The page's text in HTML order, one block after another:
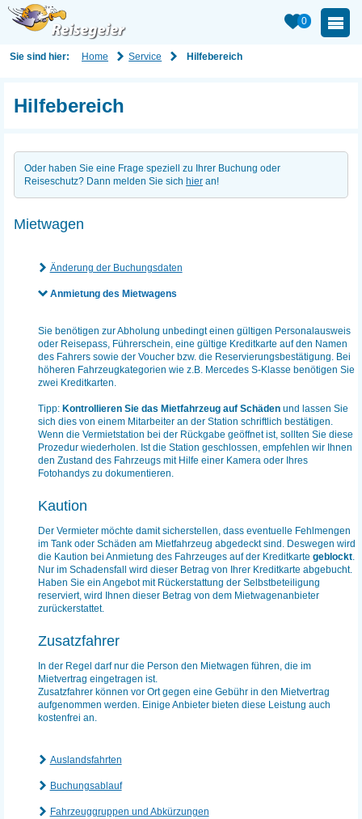
0
Sie sind hier: Home Service Hilfebereich
Hilfebereich
Oder haben Sie eine Frage speziell zu Ihrer Buchung oder
Reiseschutz? Dann melden Sie sich hier an!
Mietwagen
Änderung der Buchungsdaten
Anmietung des Mietwagens
Sie benötigen zur Abholung unbedingt einen gültigen Personalausweis
oder Reisepass, Führerschein, eine gültige Kreditkarte auf den Namen
des Fahrers sowie der Voucher bzw. die Reservierungsbestätigung. Bei
höheren Fahrzeugkategorien wie z.B. Mercedes S-Klasse benötigen Sie
zwei Kreditkarten.
Tipp: Kontrollieren Sie das Mietfahrzeug auf Schädenund lassen Sie
sich dies von einem Mitarbeiter an der Station schriftlich bestätigen.
Wenn die Vermietstation bei der Rückgabe geöffnet ist, sollten Sie diese
Prozedur wiederholen. Ist die Station geschlossen, empfehlen wir Ihnen
den Zustand des Fahrzeugs mit Hilfe einer Kamera oder Ihres
Fotohandys zu dokumentieren.
Kaution
Der Vermieter möchte damit sicherstellen, dass eventuelle Fehlmengen
im Tank oder Schäden am Mietfahrzeug abgedeckt sind. Deswegen wird
die Kaution bei Anmietung des Fahrzeuges auf der Kreditkarte geblockt.
Nur im Schadensfall wird dieser Betrag von Ihrer Kreditkarte abgebucht.
Haben Sie ein Angebot mit Rückerstattung der Selbstbeteiligung
reserviert, wird Ihnen dieser Betrag von dem Mietwagenanbieter
zurückerstattet.
Zusatzfahrer
In der Regel darf nur die Person den Mietwagen führen, die im
Mietvertrag eingetragen ist.
Zusatzfahrer können vor Ort gegen eine Gebühr in den Mietvertrag
aufgenommen werden. Einige Anbieter bieten diese Leistung auch
kostenfrei an.
Auslandsfahrten
Buchungsablauf
Fahrzeuggruppen und Abkürzungen